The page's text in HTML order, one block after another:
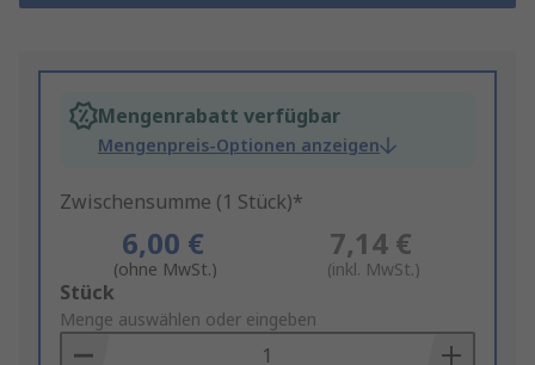
Mengenrabatt verfügbar
Mengenpreis-Optionen anzeigen
Zwischensumme (1 Stück)*
6,00 €
(ohne MwSt.)
7,14 €
(inkl. MwSt.)
Add
to
Basket
Stück
Menge auswählen oder eingeben